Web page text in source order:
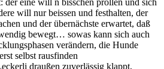
der eine will n bisschen prollen und sich
will nur beissen und festhalten, der
und der übernächste erwartet, daß
bewegt… sowas kann sich auch
verändern, die Hunde
selbst rausfinden
draußen zuverlässig klappt,